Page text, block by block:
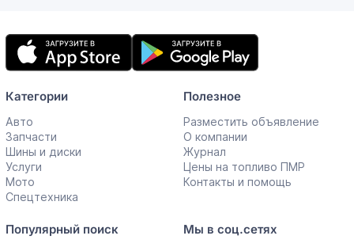
Мобильное
приложение
Категории
Авто
Запчасти
Шины и диски
Услуги
Мото
Спецтехника
Полезное
Разместить объявление
О компании
Журнал
Цены на топливо ПМР
Контакты и помощь
Популярный поиск Мы в соц.сетях